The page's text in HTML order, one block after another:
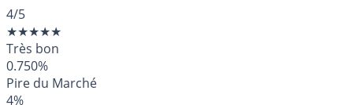
4/5
★★★★★
Très bon
0.750%
Pire du Marché
4%